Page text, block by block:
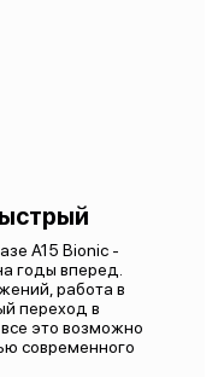
A15 Bionic -
годы вперед.
работа в
переход в
это возможно
современного